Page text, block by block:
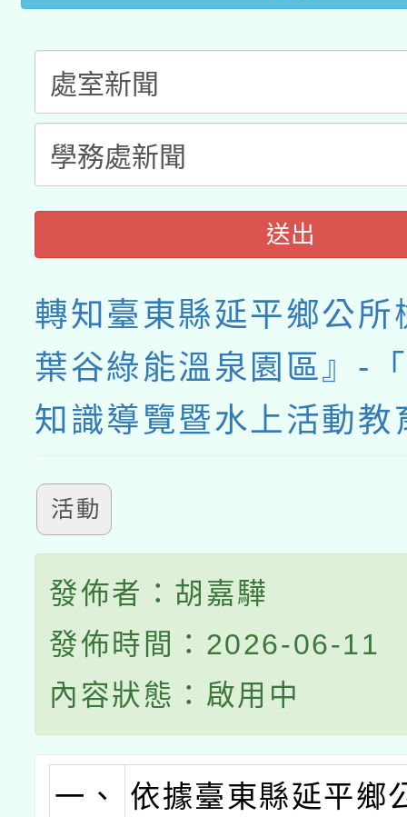
送出
轉知臺東縣延平鄉公所
葉谷綠能溫泉園區』-
知識導覽暨水上活動教
活動
發佈者：胡嘉驊
發佈時間：2026-06-11
內容狀態：啟用中
一、 依據臺東縣延平鄉